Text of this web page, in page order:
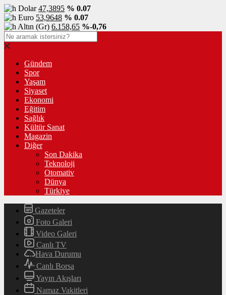
Dolar47,3895 % 0.07
Euro 53,9648 % 0.07
Altın (Gr) 6.158,65 %-0,76
Gündem
Spor
Yaşam
Siyaset
Ekonomi
Eğitim
Sağlık
Kültür Sanat
Magazin
Diğer
Son Dakika
Teknoloji
Otomativ
Dünya
Türkiye
Gazeteler
Foto Galeri
Video Galeri
Canlı TV
Hava Durumu
Canlı Borsa
Yayın Akışları
Namaz Vakitleri